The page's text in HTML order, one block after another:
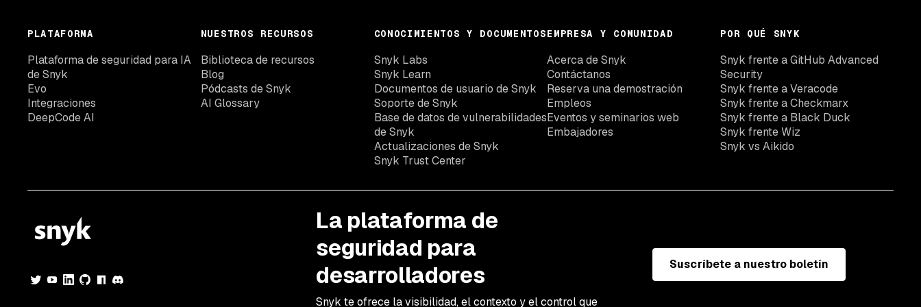
PLATAFORMA
Plataforma de seguridad para IA
de Snyk
Evo
Integraciones
DeepCode AI
NUESTROS RECURSOS
Biblioteca de recursos
Blog
Pódcasts de Snyk
AI Glossary
CONOCIMIENTOS Y DOCUMENTOS
Snyk Labs
Snyk Learn
Documentos de usuario de Snyk
Soporte de Snyk
Base de datos de vulnerabilidades
de Snyk
Actualizaciones de Snyk
Snyk Trust Center
EMPRESA Y COMUNIDAD
Acerca de Snyk
Contáctanos
Reserva una demostración
Empleos
Eventos y seminarios web
Embajadores
POR QUÉ SNYK
Snyk frente a GitHub Advanced
Security
Snyk frente a Veracode
Snyk frente a Checkmarx
Snyk frente a Black Duck
Snyk frente Wiz
Snyk vs Aikido
La plataforma de
seguridad para
desarrolladores
Snyk te ofrece la visibilidad, el contexto y el control que
Suscríbete a nuestro boletín